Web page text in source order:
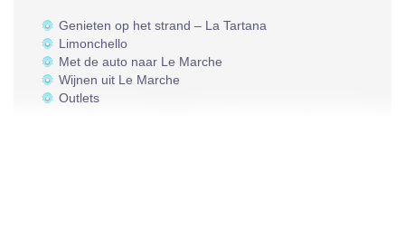
Genieten op het strand – La Tartana
Limonchello
Met de auto naar Le Marche
Wijnen uit Le Marche
Outlets